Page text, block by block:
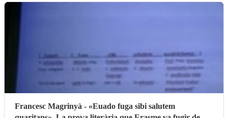
Francesc Magrinyà - «Euado fuga sibi salutem